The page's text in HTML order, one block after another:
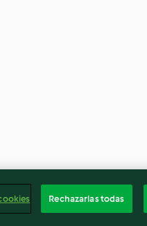
Rechazarlas todas